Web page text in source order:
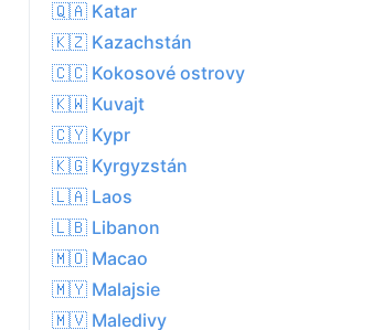
st 12. srp
🇶🇦 Katar
🇰🇿 Kazachstán
🇨🇨 Kokosové ostrovy
🇰🇼 Kuvajt
🇨🇾 Kypr
🇰🇬 Kyrgyzstán
🇱🇦 Laos
🇱🇧 Libanon
🇲🇴 Macao
🇲🇾 Malajsie
🇲🇻 Maledivy